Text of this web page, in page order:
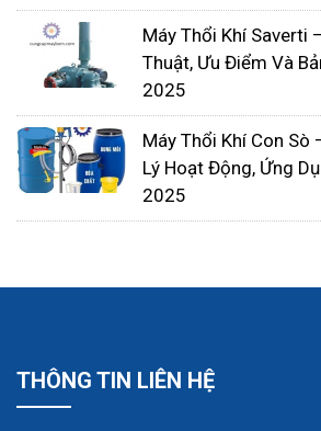
Liên hệ với Nhất tâm Phát ngay
đội ngũ nhân viên tư vấn nhiệt tình
bơm bánh răng chi tiết cho bạn
>>> Xem thêm: Địa chỉ muabơm
khớp trong uy tín tại Hải Dương
Máy Thổi Khí Saverti
Thuật, Ưu Điểm Và
2025
Máy Thổi Khí Con Sò
Lý Hoạt Động, Ứng
2025
THÔNG TIN LIÊN HỆ